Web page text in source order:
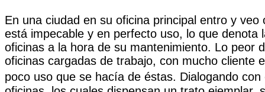
En una ciudad en su oficina principal entro y
está impecable y en perfecto uso, lo que denota
oficinas a la hora de su mantenimiento. Lo peor
oficinas cargadas de trabajo, con mucho cliente
poco uso que se hacía de éstas. Dialogando